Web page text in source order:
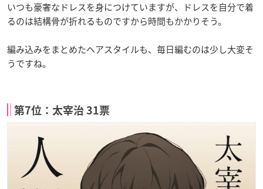
いつも豪奢なドレスを身につけていますが、ドレスを自分で着
るのは結構骨が折れるものですから時間もかかりそう。
編み込みをまとめたヘアスタイルも、毎日編むのは少し大変そ
うですね。
第7位：太宰治 31票